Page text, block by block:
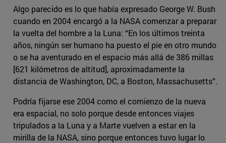
Algo parecido es lo que había expresado George W. Bush
cuando en 2004 encargó a la NASA comenzar a preparar
la vuelta del hombre a la Luna: “En los últimos treinta
años, ningún ser humano ha puesto el pie en otro mundo
o se ha aventurado en el espacio más allá de 386 millas
[621 kilómetros de altitud], aproximadamente la
distancia de Washington, DC, a Boston, Massachusetts”.
Podría fijarse ese 2004 como el comienzo de la nueva
era espacial, no solo porque desde entonces viajes
tripulados a la Luna y a Marte vuelven a estar en la
mirilla de la NASA, sino porque entonces tuvo lugar lo